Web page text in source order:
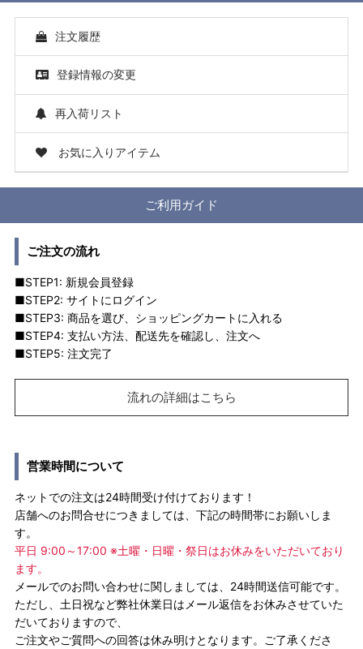
注文履歴
登録情報の変更
再入荷リスト
お気に入りアイテム
ご利用ガイド
ご注文の流れ
■STEP1: 新規会員登録
■STEP2: サイトにログイン
■STEP3: 商品を選び、ショッピングカートに入れる
■STEP4: 支払い方法、配送先を確認し、注文へ
■STEP5: 注文完了
流れの詳細はこちら
営業時間について
ネットでの注文は24時間受け付けております！
店舗へのお問合せにつきましては、下記の時間帯にお願いしま
す。
平日 9:00～17:00 ※土曜・日曜・祭日はお休みをいただいており
ます。
メールでのお問い合わせに関しましては、24時間送信可能です。
ただし、土日祝など弊社休業日はメール返信をお休みさせていた
だいておりますので、
ご注文やご質問への回答は休み明けとなります。ご了承くださ